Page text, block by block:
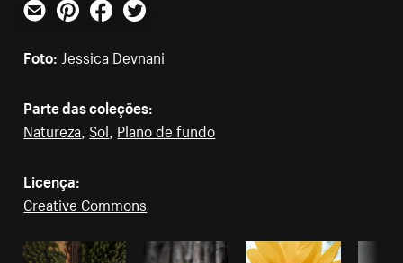
E-mailPinterestFacebookTwitter
Foto: Jessica Devnani
Parte das coleções:
Natureza Sol Plano de fundo
Licença:
Creative Commons